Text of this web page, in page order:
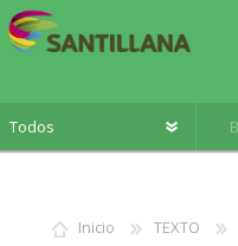
Inicio TEXTO